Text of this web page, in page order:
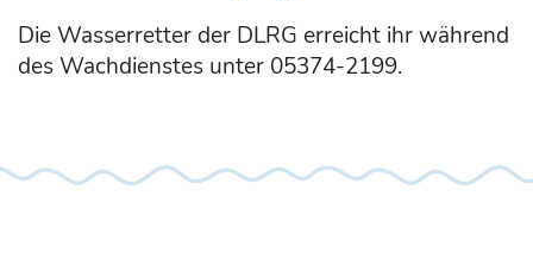
Die Wasserretter der DLRG erreicht ihr während
des Wachdienstes unter 05374-2199.